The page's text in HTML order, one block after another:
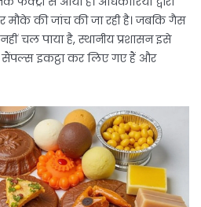
की जांच की जा रही है। जबकि गैस
चल पाया है, स्थानीय प्रशासन इसे
इकट्ठा कर लिए गए हैं और